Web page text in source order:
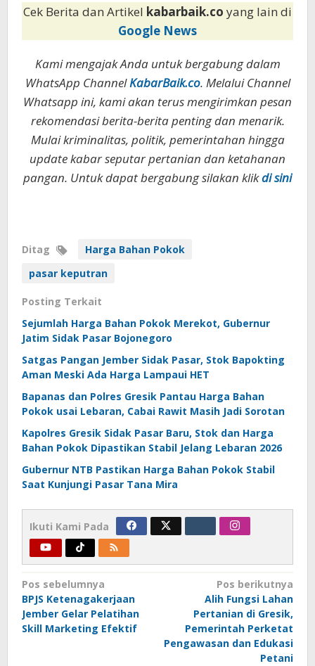
Cek Berita dan Artikel kabarbaik.co yang lain di
Google News
Kami mengajak Anda untuk bergabung dalam
WhatsApp ChannelKabarBaik.co. Melalui Channel
Whatsapp ini, kami akan terus mengirimkan pesan
rekomendasi berita-berita penting dan menarik.
Mulai kriminalitas, politik, pemerintahan hingga
update kabar seputar pertanian dan ketahanan
pangan. Untuk dapat bergabung silakan klikdi sini
Ditag
Harga Bahan Pokok
pasar keputran
Posting Terkait
Sejumlah Harga Bahan Pokok Merekot, Gubernur
Jatim Sidak Pasar Bojonegoro
Satgas Pangan Jember Sidak Pasar, Stok Bapokting
Aman Meski Ada Harga Lampaui HET
Bapanas dan Polres Gresik Pantau Harga Bahan
Pokok usai Lebaran, Cabai Rawit Masih Jadi Sorotan
Kapolres Gresik Sidak Pasar Baru, Stok dan Harga
Bahan Pokok Dipastikan Stabil Jelang Lebaran 2026
Gubernur NTB Pastikan Harga Bahan Pokok Stabil
Saat Kunjungi Pasar Tana Mira
Ikuti Kami Pada
Navigasi
pos
Pos sebelumnya
BPJS Ketenagakerjaan
Jember Gelar Pelatihan
Skill Marketing Efektif
Pos berikutnya
Alih Fungsi Lahan
Pertanian di Gresik,
Pemerintah Perketat
Pengawasan dan Edukasi
Petani